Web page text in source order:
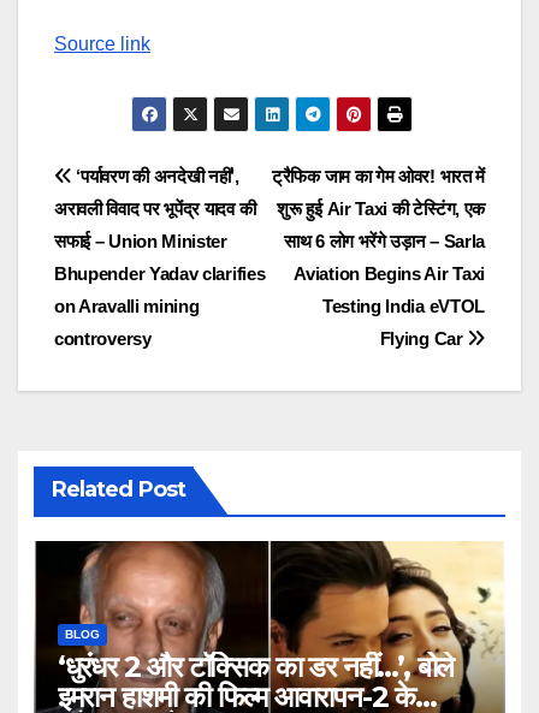
Source link
Post
navigation
ट्रैफिक जाम का गेम ओवर! भारत में
शुरू हुई Air Taxi की टेस्टिंग, एक
साथ 6 लोग भरेंगे उड़ान – Sarla
Aviation Begins Air Taxi
Testing India eVTOL
Flying Car
‘पर्यावरण की अनदेखी नहीं’,
अरावली विवाद पर भूपेंद्र यादव की
सफाई – Union Minister
Bhupender Yadav clarifies
on Aravalli mining
controversy
Related Post
BLOG
‘धुरंधर 2 और टॉक्सिक का डर नहीं…’, बोले
इमरान हाशमी की फिल्म आवारापन-2 के